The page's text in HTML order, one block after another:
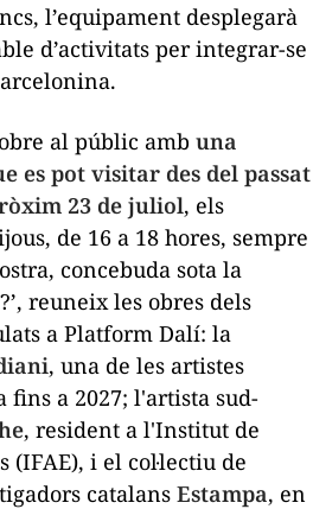
l’equipament desplegarà
d’activitats per integrar-se
al públic amb una
es pot visitar des del passat
23 de juliol, els
de 16 a 18 hores, sempre
concebuda sota la
reuneix les obres dels
a Platform Dalí: la
, una de les artistes
fins a 2027; l'artista sud-
, resident a l'Institut de
(IFAE), i el col·lectiu de
catalans Estampa, en